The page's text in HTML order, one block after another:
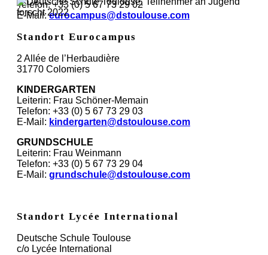
Telefon: +33 (0) 5 67 73 29 02
E-Mail:eurocampus@dstoulouse.com
Standort Eurocampus
2 Allée de l’Herbaudière
31770 Colomiers
KINDERGARTEN
Leiterin: Frau Schöner-Memain
Telefon: +33 (0) 5 67 73 29 03
E-Mail: kindergarten@dstoulouse.com
GRUNDSCHULE
Leiterin: Frau Weinmann
Telefon: +33 (0) 5 67 73 29 04
E-Mail: grundschule@dstoulouse.com
Standort Lycée International
Deutsche Schule Toulouse
c/o Lycée International